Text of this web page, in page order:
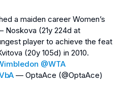
a maiden career Women’s
Noskova (21y 224d at
player to achieve the feat
(20y 105d) in 2010.
@WTA
— OptaAce (@OptaAce)